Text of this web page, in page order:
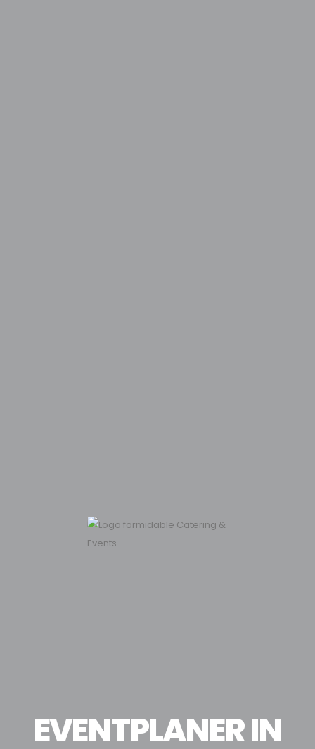
EVENTPLANER IN